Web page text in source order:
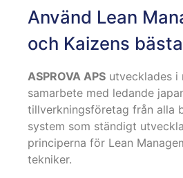
Använd Lean
och Kaizens
ASPROVA APS utvecklades i
samarbete med ledande
tillverkningsföretag från alla
system som ständigt
principerna för Lean
tekniker.